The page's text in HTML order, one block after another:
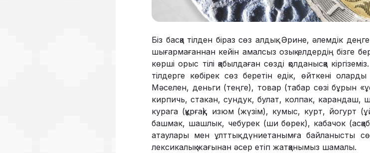
Біз басқа тілден біраз сөз алдық. Әрине, әлемдік
шығармағаннан кейін амалсыз озық елдердің бізге
көрші орыс тілі қабылдаған сөзді қолданысқа
тілдерге көбірек сөз беретін едік, өйткені
Мәселен, деньги (теңге), товар (табар сөзі бұрын
кирпичь, стакан, сундук, булат, колпак, карандаш,
курага (құрғақ), изюм (жүзім), кумыс, курт, йогурт
башмак, шашлык, чебурек (ши бөрек), кабачок
атаулары мен ұлттық дүниетанымға байланысты
лексикалық жағынан әсер етіп жатқанымыз шамалы.